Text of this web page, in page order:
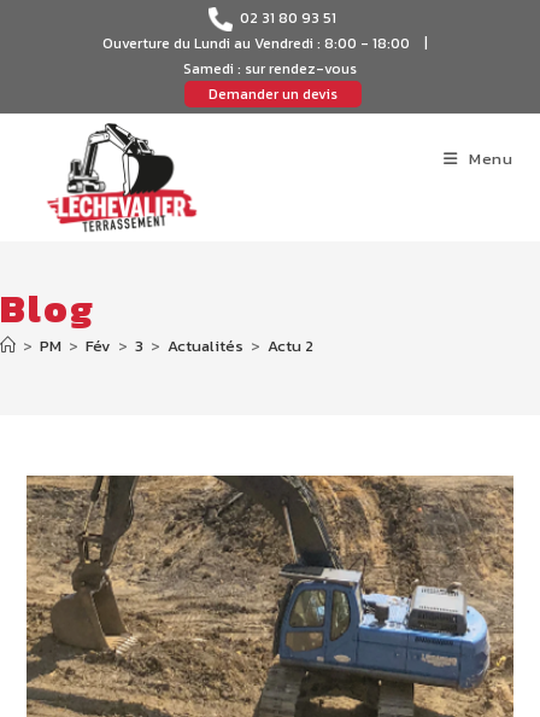
02 31 80 93 51
Ouverture du Lundi au Vendredi : 8:00 - 18:00 |
Samedi : sur rendez-vous
Demander un devis
Menu
Blog
> PM > Fév > 3 > Actualités > Actu 2